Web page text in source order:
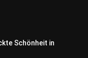
Schönheit in